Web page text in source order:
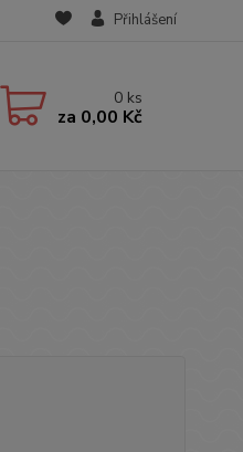
Přihlášení
0 ks
za 0,00 Kč